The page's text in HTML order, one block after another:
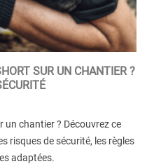
SUR UN CHANTIER ?
chantier ? Découvrez ce
risques de sécurité, les règles
adaptées.